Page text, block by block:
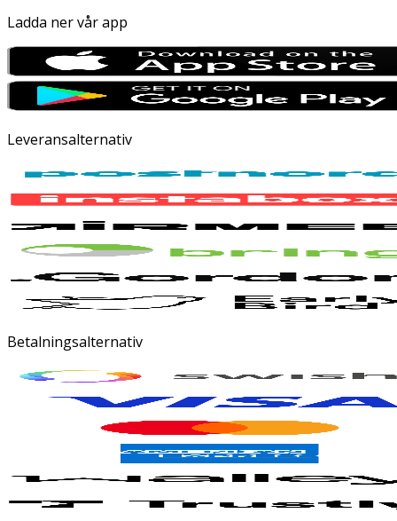
Ladda ner vår app
Leveransalternativ
Betalningsalternativ